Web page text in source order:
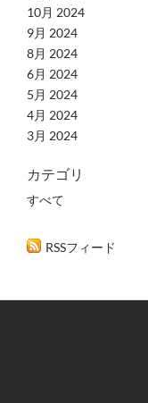
10月 2024
9月 2024
8月 2024
6月 2024
5月 2024
4月 2024
3月 2024
カテゴリ
すべて
RSSフィード